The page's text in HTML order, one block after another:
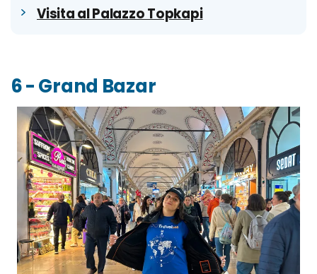
Visita al Palazzo Topkapi
6 - Grand Bazar